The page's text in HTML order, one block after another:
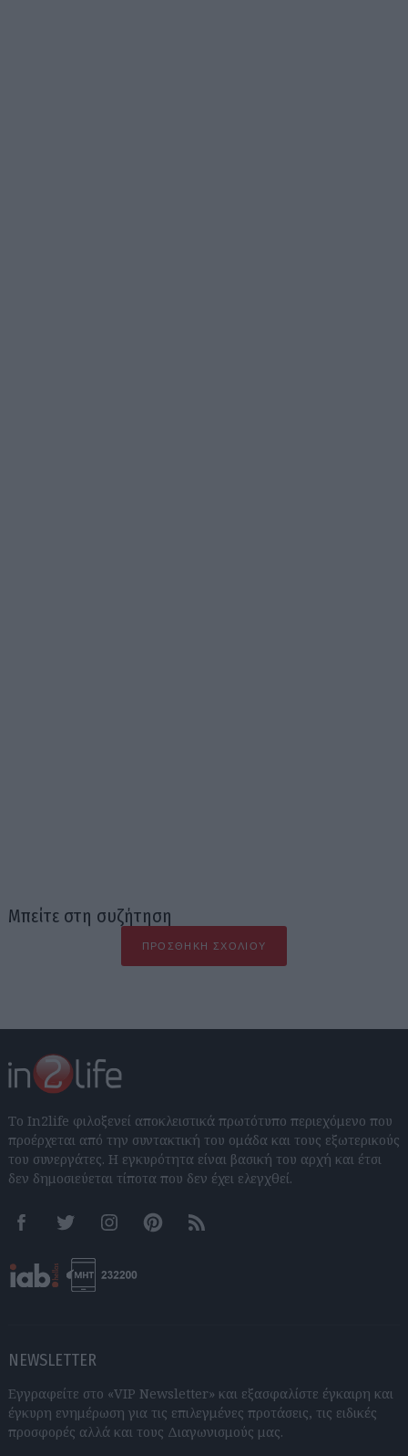
Μπείτε στη συζήτηση
ΠΡΟΣΘΉΚΗ ΣΧΟΛΊΟΥ
Το In2life φιλοξενεί αποκλειστικά πρωτότυπο περιεχόμενο που
προέρχεται από την συντακτική του ομάδα και τους εξωτερικούς
του συνεργάτες. Η εγκυρότητα είναι βασική του αρχή και έτσι
δεν δημοσιεύεται τίποτα που δεν έχει ελεγχθεί.
FacebookTwitter InstagramPinterestRSS feeds
NEWSLETTER
Εγγραφείτε στο «VIP Newsletter» και εξασφαλίστε έγκαιρη και
έγκυρη ενημέρωση για τις επιλεγμένες προτάσεις, τις ειδικές
προσφορές αλλά και τους Διαγωνισμούς μας.